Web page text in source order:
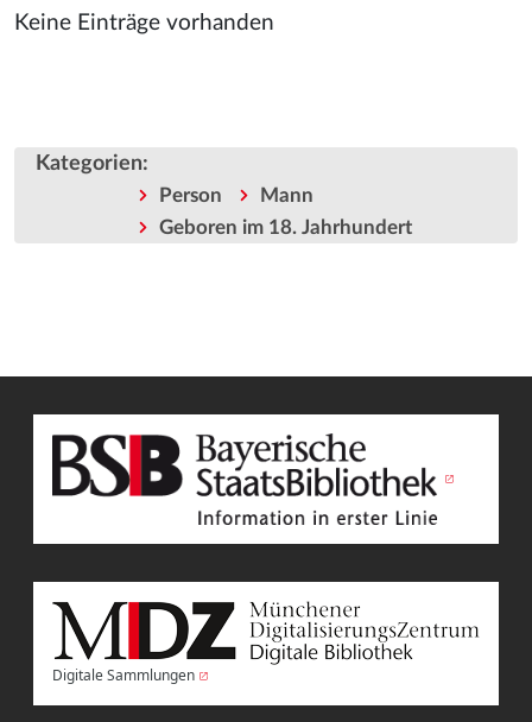
Keine Einträge vorhanden
Kategorien:
Person
Mann
Geboren im 18. Jahrhundert
Digitale Sammlungen